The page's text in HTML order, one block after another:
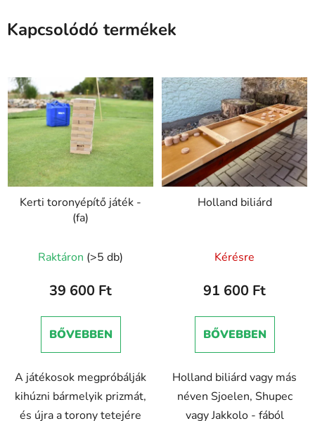
Kapcsolódó termékek
Kerti toronyépítő játék -
(fa)
Raktáron (>5 db)
39 600 Ft
BŐVEBBEN
A játékosok megpróbálják
kihúzni bármelyik prizmát,
és újra a torony tetejére
Holland biliárd
Kérésre
91 600 Ft
BŐVEBBEN
Holland biliárd vagy más
néven Sjoelen, Shupec
vagy Jakkolo - fából